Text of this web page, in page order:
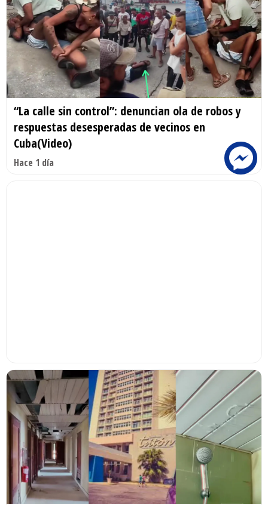
“La calle sin control”: denuncian ola de robos y
respuestas desesperadas de vecinos en
Cuba(Video)
Hace 1 día